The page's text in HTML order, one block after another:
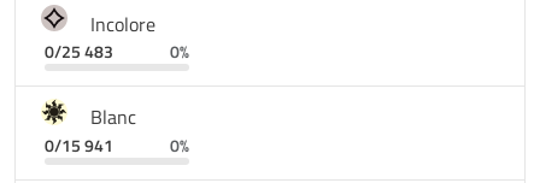
Incolore
0/25 483 0%
Blanc
0/15 941 0%